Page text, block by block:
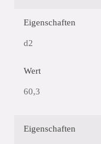
Eigenschaften
d2
Wert
60,3
Eigenschaften